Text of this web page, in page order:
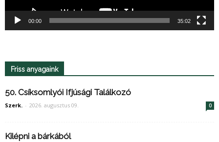
00:00 35:02
Friss anyagaink
50. Csíksomlyói Ifjúsági Találkozó
Szerk. - 2026. augusztus 09. 0
Kilépni a bárkából